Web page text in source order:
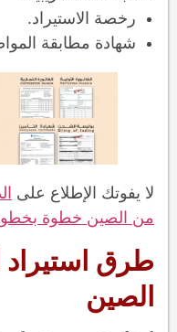
رخصة الاستيراد.
شهادة مطابقة
لا يفوتك الإطلاع على
من الصين خطوة
طرق استيراد
الصين